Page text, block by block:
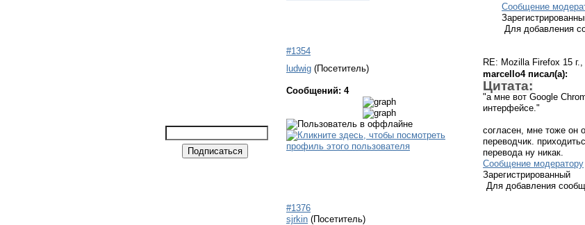
Сообщение
Для добавления
#1354
ludwig (Посетитель)
Сообщений: 4
RE: Mozilla Firefox 15
marcello4 писал(а):
Цитата:
"а мне вот Google
интерфейсе."
согласен, мне тоже он
переводчик.
перевода ну никак.
Сообщение модератору
Зарегистрированный
Для добавления
#1376
sjrkin (Посетитель)